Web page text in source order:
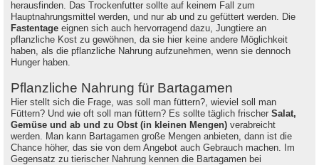
herausfinden. Das Trockenfutter sollte auf keinem Fall zum
Hauptnahrungsmittel werden, und nur ab und zu gefüttert werden. Die
Fastentage eignen sich auch hervorragend dazu, Jungtiere an
pflanzliche Kost zu gewöhnen, da sie hier keine andere Möglichkeit
haben, als die pflanzliche Nahrung aufzunehmen, wenn sie dennoch
Hunger haben.
Pflanzliche Nahrung für Bartagamen
Hier stellt sich die Frage, was soll man füttern?, wieviel soll man
Füttern? Und wie oft soll man füttern? Es sollte täglich frischer Salat,
Gemüse und ab und zu Obst (in kleinen Mengen) verabreicht
werden. Man kann Bartagamen große Mengen anbieten, dann ist die
Chance höher, das sie von dem Angebot auch Gebrauch machen. Im
Gegensatz zu tierischer Nahrung kennen die Bartagamen bei